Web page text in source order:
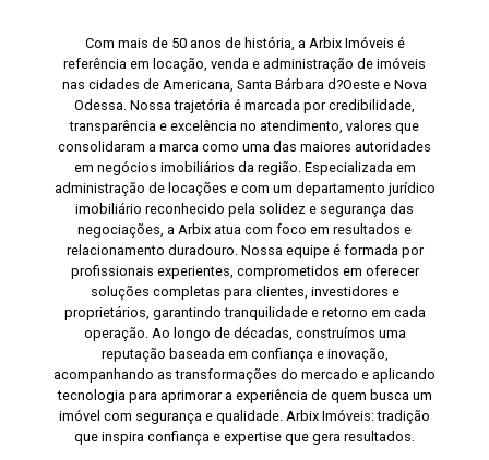
Com mais de 50 anos de história, a Arbix Imóveis é
referência em locação, venda e administração de imóveis
nas cidades de Americana, Santa Bárbara d?Oeste e Nova
Odessa. Nossa trajetória é marcada por credibilidade,
transparência e excelência no atendimento, valores que
consolidaram a marca como uma das maiores autoridades
em negócios imobiliários da região. Especializada em
administração de locações e com um departamento jurídico
imobiliário reconhecido pela solidez e segurança das
negociações, a Arbix atua com foco em resultados e
relacionamento duradouro. Nossa equipe é formada por
profissionais experientes, comprometidos em oferecer
soluções completas para clientes, investidores e
proprietários, garantindo tranquilidade e retorno em cada
operação. Ao longo de décadas, construímos uma
reputação baseada em confiança e inovação,
acompanhando as transformações do mercado e aplicando
tecnologia para aprimorar a experiência de quem busca um
imóvel com segurança e qualidade. Arbix Imóveis: tradição
que inspira confiança e expertise que gera resultados.